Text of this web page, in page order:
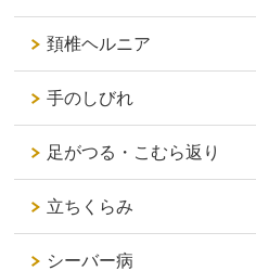
頚椎ヘルニア
手のしびれ
足がつる・こむら返り
立ちくらみ
シーバー病